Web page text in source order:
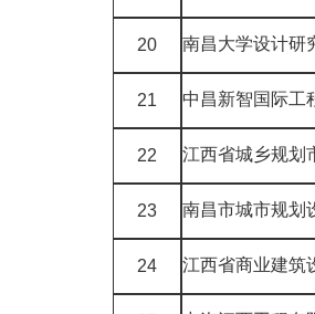
20 南昌大学设计研
21 中昌新智国际工
22 江西省城乡规划
23 南昌市城市规划
24 江西省商业建筑